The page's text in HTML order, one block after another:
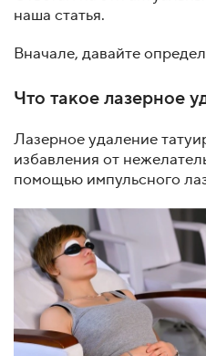
наша статья.
Вначале, давайте
Что такое лазерное
Лазерное удаление
избавления от
помощью импульсного